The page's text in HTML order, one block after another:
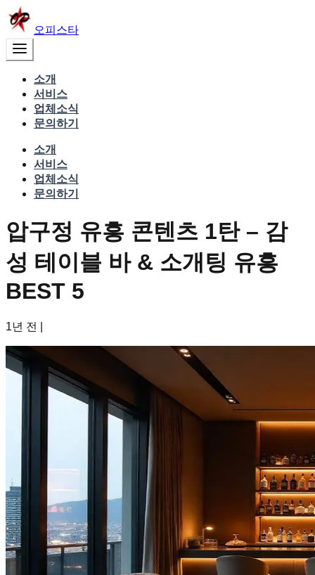
오피스타
소개
서비스
업체소식
문의하기
소개
서비스
업체소식
문의하기
압구정 유흥 콘텐츠 1탄 – 감
성 테이블 바 & 소개팅 유흥
BEST 5
1년 전